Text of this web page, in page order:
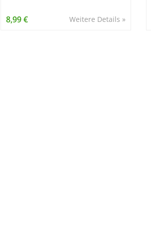
Weitere Details »
8,99 €